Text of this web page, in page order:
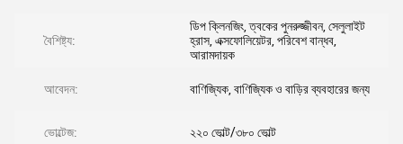
বৈশিষ্ট্য:
ডিপ ক্লিনজিং, ত্বকের পুনরুজ্জীবন, সেলুলাইট
হ্রাস, এক্সফোলিয়েটর, পরিবেশ বান্ধব,
আরামদায়ক
আবেদন: বাণিজ্যিক, বাণিজ্যিক ও বাড়ির ব্যবহারের জন্য
ভোল্টেজ: ২২০ ভোল্ট/৩৮০ ভোল্ট